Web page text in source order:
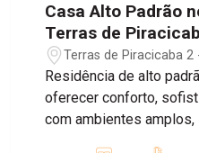
Casa Alto Padrão
Terras de
Domitórios sendo
Piracicaba/SP
Terras de Piracicaba 2
Residência de alto
oferecer conforto,
com ambientes